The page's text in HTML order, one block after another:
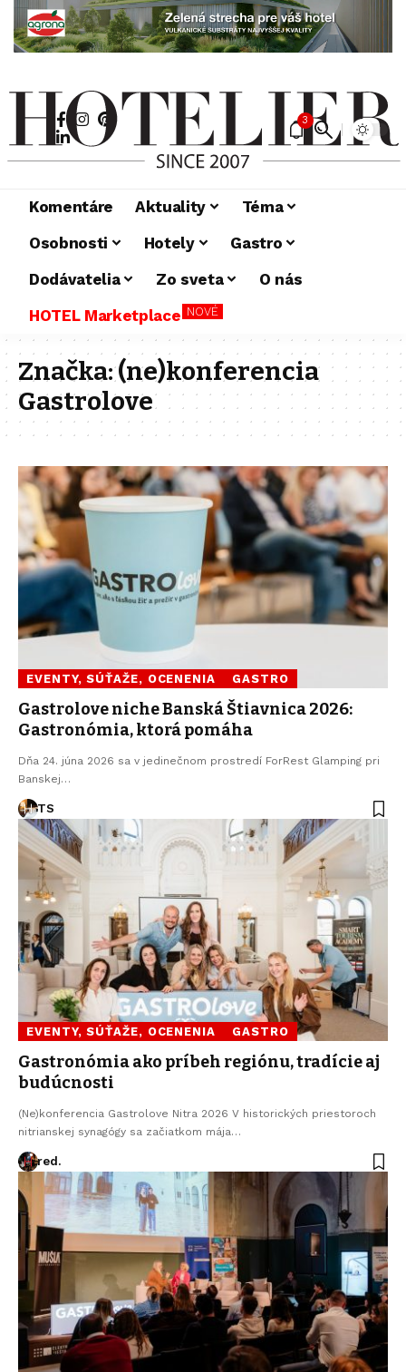
3
Komentáre Aktuality
Téma
Osobnosti
Hotely
Gastro
Dodávatelia
Zo sveta
O nás
HOTEL Marketplace NOVÉ
Značka:(ne)konferencia
Gastrolove
EVENTY, SÚŤAŽE, OCENENIA GASTRO
Gastrolove niche Banská Štiavnica 2026:
Gastronómia, ktorá pomáha
Dňa 24. júna 2026 sa v jedinečnom prostredí ForRest Glamping pri
Banskej…
TS
EVENTY, SÚŤAŽE, OCENENIA GASTRO
Gastronómia ako príbeh regiónu, tradície aj
budúcnosti
(Ne)konferencia Gastrolove Nitra 2026 V historických priestoroch
nitrianskej synagógy sa začiatkom mája…
red.